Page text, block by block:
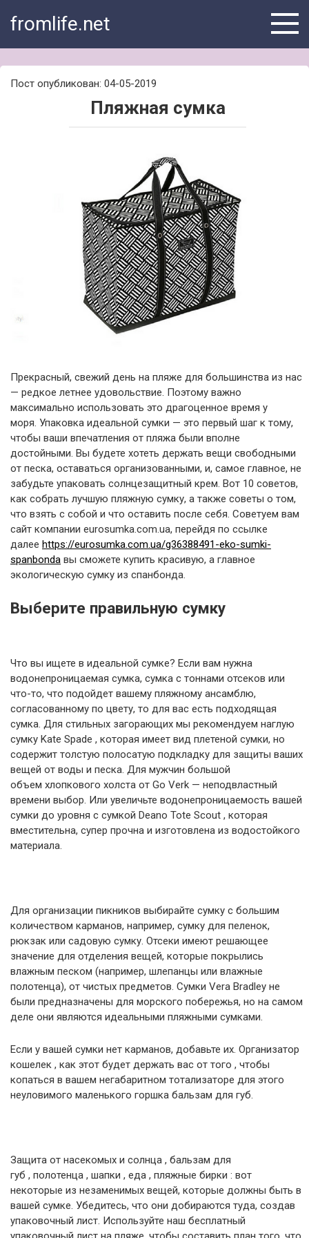
fromlife.net
Пост опубликован: 04-05-2019
Пляжная сумка
Прекрасный, свежий день на пляже для большинства из нас
— редкое летнее удовольствие. Поэтому важно
максимально использовать это драгоценное время у
моря. Упаковка идеальной сумки — это первый шаг к тому,
чтобы ваши впечатления от пляжа были вполне
достойными. Вы будете хотеть держать вещи свободными
от песка, оставаться организованными, и, самое главное, не
забудьте упаковать солнцезащитный крем. Вот 10 советов,
как собрать лучшую пляжную сумку, а также советы о том,
что взять с собой и что оставить после себя. Советуем вам
сайт компании eurosumka.com.ua, перейдя по ссылке
далее https://eurosumka.com.ua/g36388491-eko-sumki-
spanbonda вы сможете купить красивую, а главное
экологическую сумку из спанбонда.
Выберите правильную сумку
Что вы ищете в идеальной сумке? Если вам нужна
водонепроницаемая сумка, сумка с тоннами отсеков или
что-то, что подойдет вашему пляжному ансамблю,
согласованному по цвету, то для вас есть подходящая
сумка. Для стильных загорающих мы рекомендуем наглую
сумку Kate Spade , которая имеет вид плетеной сумки, но
содержит толстую полосатую подкладку для защиты ваших
вещей от воды и песка. Для мужчин большой
объем хлопкового холста от Go Verk — неподвластный
времени выбор. Или увеличьте водонепроницаемость вашей
сумки до уровня с сумкой Deano Tote Scout , которая
вместительна, супер прочна и изготовлена ​​из водостойкого
материала.
Для организации пикников выбирайте сумку с большим
количеством карманов, например, сумку для пеленок,
рюкзак или садовую сумку. Отсеки имеют решающее
значение для отделения вещей, которые покрылись
влажным песком (например, шлепанцы или влажные
полотенца), от чистых предметов. Сумки Vera Bradley не
были предназначены для морского побережья, но на самом
деле они являются идеальными пляжными сумками.
Если у вашей сумки нет карманов, добавьте их. Организатор
кошелек , как этот будет держать вас от того , чтобы
копаться в вашем негабаритном тотализаторе для этого
неуловимого маленького горшка бальзам для губ.
Защита от насекомых и солнца , бальзам для
губ , полотенца , шапки , еда , пляжные бирки : вот
некоторые из незаменимых вещей, которые должны быть в
вашей сумке. Убедитесь, что они добираются туда, создав
упаковочный лист. Используйте наш бесплатный